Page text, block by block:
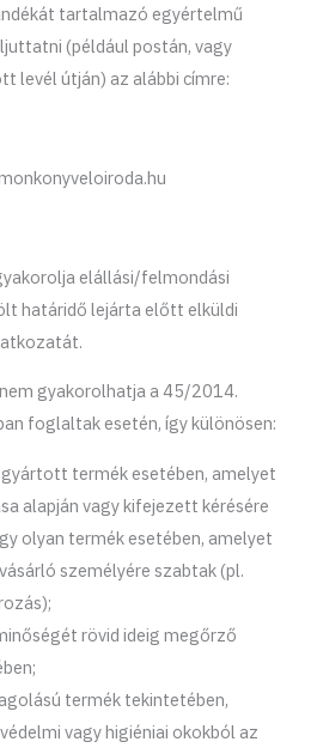
tartalmazó egyértelmű
(például postán, vagy
levél útján) az alábbi címre:
elállási/felmondási
határidő lejárta előtt elküldi
gyakorolhatja a 45/2014.
foglaltak esetén, így különösen:
termék esetében, amelyet
alapján vagy kifejezett kérésére
olyan termék esetében, amelyet
személyére szabtak (pl.
rövid ideig megőrző
termék tekintetében,
vagy higiéniai okokból az